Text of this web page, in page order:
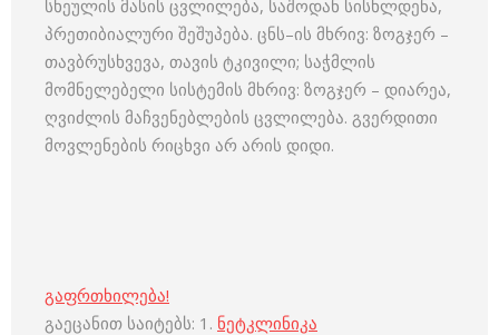
სხეულის მასის ცვლილება, საშოდან სისხლდენა,
პრეთიბიალური შეშუპება. ცნს–ის მხრივ: ზოგჯერ –
თავბრუსხვევა, თავის ტკივილი; საჭმლის
მომნელებელი სისტემის მხრივ: ზოგჯერ – დიარეა,
ღვიძლის მაჩვენებლების ცვლილება. გვერდითი
მოვლენების რიცხვი არ არის დიდი.
გაფრთხილება!
გაეცანით საიტებს: 1. ნეტკლინიკა